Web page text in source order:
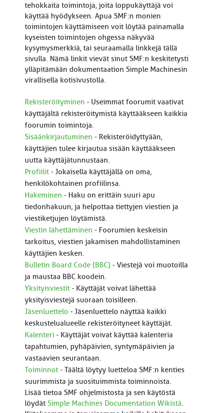
tehokkaita toimintoja, joita loppukäyttäjä voi
käyttää hyödykseen. Apua SMF:n monien
toimintojen käyttämiseen voit löytää painamalla
kyseisten toimintojen ohgessa näkyvää
kysymysmerkkiä, tai seuraamalla linkkejä tällä
sivulla. Nämä linkit vievät sinut SMF:n keskitetysti
ylläpitämään dokumentaation Simple Machinesin
virallisella kotisivustolla.
Rekisteröityminen - Useimmat foorumit vaativat
käyttäjältä rekisteröitymistä käyttääkseen kaikkia
foorumin toimintoja.
Sisäänkirjautuminen - Rekisteröidyttyään,
käyttäjien tulee kirjautua sisään käyttääkseen
uutta käyttäjätunnustaan.
Profiilit- Jokaisella käyttäjällä on oma,
henkilökohtainen profiilinsa.
Hakeminen - Haku on erittäin suuri apu
tiedonhakuun, ja helpottaa tiettyjen viestien ja
viestiketjujen löytämistä.
Viestin lähettäminen - Foorumien keskeisin
tarkoitus, viestien jakamisen mahdollistaminen
käyttäjien kesken.
Bulletin Board Code (BBC) - Viestejä voi muotoilla
ja maustaa BBC koodein.
Yksityisviestit- Käyttäjät voivat lähettää
yksityisviestejä suoraan toisilleen.
Jäsenluettelo - Jäsenluettelo näyttää kaikki
keskustelualueelle rekisteröityneet käyttäjät.
Kalenteri - Käyttäjät voivat käyttää kalenteria
tapahtumien, pyhäpäivien, syntymäpäivien ja
vastaavien seurantaan.
Toiminnot- Täältä löytyy luetteloa SMF:n kenties
suurimmista ja suosituimmista toiminnoista.
Lisää tietoa SMF ohjelmistosta ja sen käytöstä
löydät Simple Machines Documentation Wikistä.